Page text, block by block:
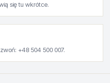
się tu wkrótce.
+48 504 500 007.